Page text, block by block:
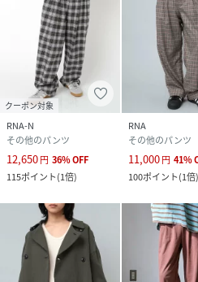
クーポン対象
RNA-N
その他のパンツ
12,650円 36%OFF
115ポイント(1倍)
RNA
その他のパンツ
11,000円 41%
100ポイント(1倍)